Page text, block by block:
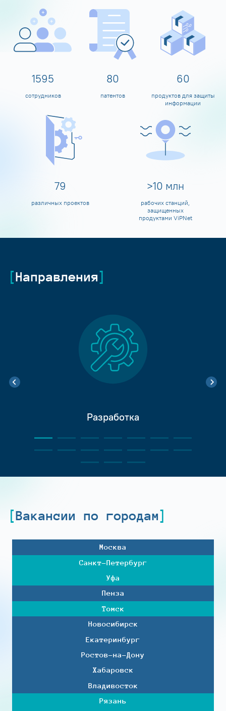
1600
сотрудников
80
патентов
60
продуктов для защиты
информации
80
различных проектов
>10 млн
рабочих станций,
защищенных
продуктами ViPNet
Направления
Разработка
Вакансии по городам
Москва
Санкт-Петербург
Уфа
Пенза
Томск
Новосибирск
Екатеринбург
Ростов-на-Дону
Хабаровск
Владивосток
Рязань